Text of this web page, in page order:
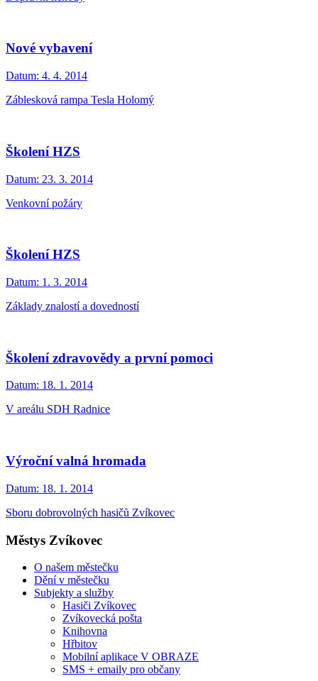
Nové vybavení
Datum: 4. 4. 2014
Záblesková rampa Tesla Holomý
Školení HZS
Datum: 23. 3. 2014
Venkovní požáry
Školení HZS
Datum: 1. 3. 2014
Základy znalostí a dovedností
Školení zdravovědy a první pomoci
Datum: 18. 1. 2014
V areálu SDH Radnice
Výroční valná hromada
Datum: 18. 1. 2014
Sboru dobrovolných hasičů Zvíkovec
Městys Zvíkovec
O našem městečku
Dění v městečku
Subjekty a služby
Hasiči Zvíkovec
Zvíkovecká pošta
Knihovna
Hřbitov
Mobilní aplikace V OBRAZE
SMS + emaily pro občany